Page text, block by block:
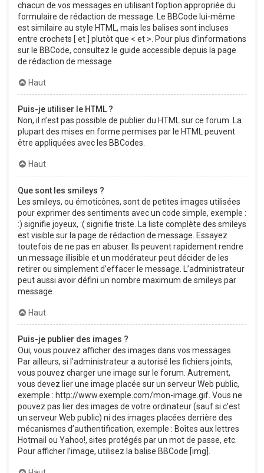
chacun de vos messages en utilisant l’option appropriée du
formulaire de rédaction de message. Le BBCode lui-même
est similaire au style HTML, mais les balises sont incluses
entre crochets [ et ] plutôt que < et >. Pour plus d’informations
sur le BBCode, consultez le guide accessible depuis la page
de rédaction de message.
Haut
Puis-je utiliser le HTML ?
Non, il n’est pas possible de publier du HTML sur ce forum. La
plupart des mises en forme permises par le HTML peuvent
être appliquées avec les BBCodes.
Haut
Que sont les smileys ?
Les smileys, ou émoticônes, sont de petites images utilisées
pour exprimer des sentiments avec un code simple, exemple :
:) signifie joyeux, :( signifie triste. La liste complète des smileys
est visible sur la page de rédaction de message. Essayez
toutefois de ne pas en abuser. Ils peuvent rapidement rendre
un message illisible et un modérateur peut décider de les
retirer ou simplement d’effacer le message. L’administrateur
peut aussi avoir défini un nombre maximum de smileys par
message.
Haut
Puis-je publier des images ?
Oui, vous pouvez afficher des images dans vos messages.
Par ailleurs, si l’administrateur a autorisé les fichiers joints,
vous pouvez charger une image sur le forum. Autrement,
vous devez lier une image placée sur un serveur Web public,
exemple : http://www.exemple.com/mon-image.gif. Vous ne
pouvez pas lier des images de votre ordinateur (sauf si c’est
un serveur Web public) ni des images placées derrière des
mécanismes d’authentification, exemple : Boîtes aux lettres
Hotmail ou Yahoo!, sites protégés par un mot de passe, etc.
Pour afficher l’image, utilisez la balise BBCode [img].